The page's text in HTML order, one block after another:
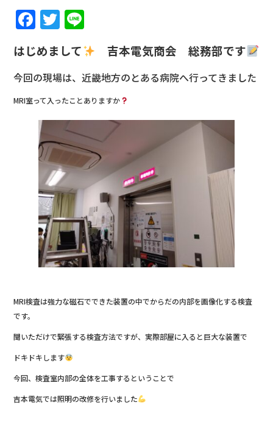
F
a
c
e
b
o
o
k
T
w
it
te
r
n
e
はじめまして 吉本電気商会 総務部です
今回の現場は、近畿地方のとある病院へ行ってきました
MRI室って入ったことありますか
MRI検査は強力な磁石でできた装置の中でからだの内部を画像化する検査
です。
聞いただけで緊張する検査方法ですが、実際部屋に入ると巨大な装置で
ドキドキします
今回、検査室内部の全体を工事するということで
吉本電気では照明の改修を行いました